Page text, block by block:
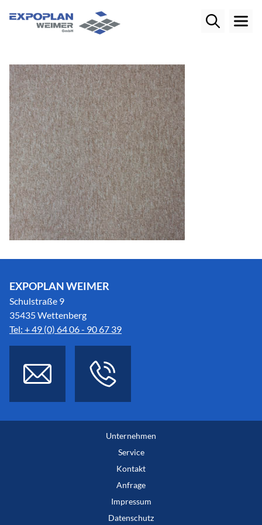
EXPOPLAN WEIMER
Schulstraße 9
35435 Wettenberg
Tel: + 49 (0) 64 06 - 90 67 39
Unternehmen
Service
Kontakt
Anfrage
Impressum
Datenschutz